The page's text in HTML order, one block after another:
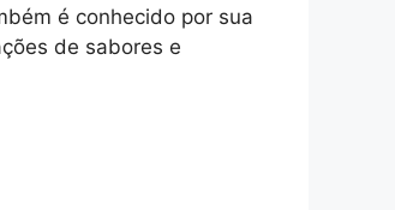
é conhecido por sua
de sabores e